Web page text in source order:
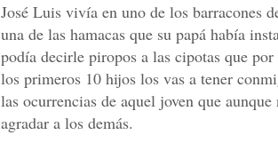
José Luis vivía en uno de los barracones
una de las hamacas que su papá había
podía decirle piropos a las cipotas que
los primeros 10 hijos los vas a tener
las ocurrencias de aquel joven que
agradar a los demás.